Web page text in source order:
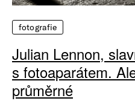
fotografie
Julian Lennon,
s fotoaparátem.
průměrné